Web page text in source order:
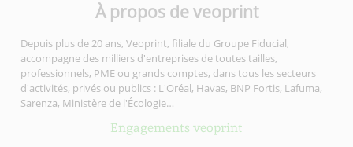
À propos de veoprint
Depuis plus de 20 ans, Veoprint, filiale du Groupe Fiducial,
accompagne des milliers d'entreprises de toutes tailles,
professionnels, PME ou grands comptes, dans tous les secteurs
d'activités, privés ou publics : L'Oréal, Havas, BNP Fortis, Lafuma,
Sarenza, Ministère de l'Écologie…
Engagements veoprint